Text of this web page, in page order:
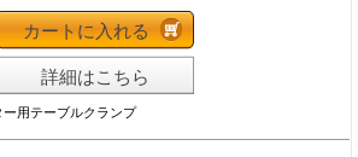
カートに入れる
詳細はこちら
用テーブルクランプ